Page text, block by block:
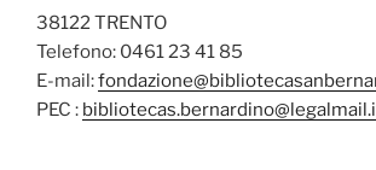
38122 TRENTO
Telefono: 0461 23 41 85
E-mail:
PEC :